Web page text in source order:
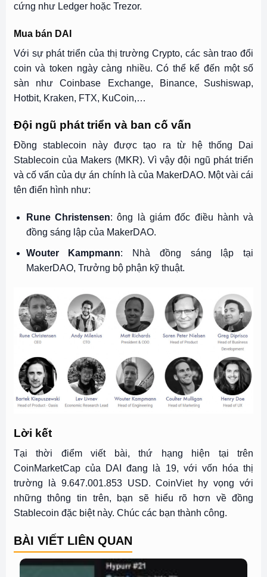
cứng như Ledger hoặc Trezor.
Mua bán DAI
Với sự phát triển của thị trường Crypto, các sàn trao đổi
coin và token ngày càng nhiều. Có thể kể đến một số
sàn như Coinbase Exchange, Binance, Sushiswap,
Hotbit, Kraken, FTX, KuCoin,…
Đội ngũ phát triển và ban cố vấn
Đồng stablecoin này được tạo ra từ hệ thống Dai
Stablecoin của Makers (MKR). Vì vậy đội ngũ phát triển
và cố vấn của dự án chính là của MakerDAO. Một vài cái
tên điển hình như:
Rune Christensen: ông là giám đốc điều hành và
đồng sáng lập của MakerDAO.
Wouter Kampmann: Nhà đồng sáng lập tại
MakerDAO, Trưởng bộ phận kỹ thuật.
Lời kết
Tại thời điểm viết bài, thứ hạng hiện tại trên
CoinMarketCap của DAI đang là 19, với vốn hóa thị
trường là 9.647.001.853 USD. CoinViet hy vọng với
những thông tin trên, bạn sẽ hiểu rõ hơn về đồng
Stablecoin đặc biệt này. Chúc các bạn thành công.
BÀI VIẾT LIÊN QUAN